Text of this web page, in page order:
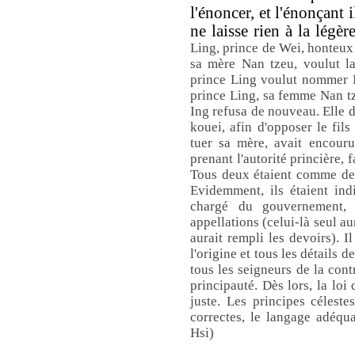
l'énoncer, et l'énonçant
ne laisse rien à la
Ling, prince de Wei,
sa mère Nan tzeu, voulut
prince Ling voulut nommer
prince Ling, sa femme Nan
Ing refusa de nouveau. Elle
kouei, afin d'opposer le
tuer sa mère, avait
prenant l'autorité princière,
Tous deux étaient comme
Evidemment, ils étaient
chargé du
appellations (celui-là seul
aurait rempli les devoirs).
l'origine et tous les détails
tous les seigneurs de la
principauté. Dès lors, la loi
juste. Les principes
correctes, le langage
Hsi)